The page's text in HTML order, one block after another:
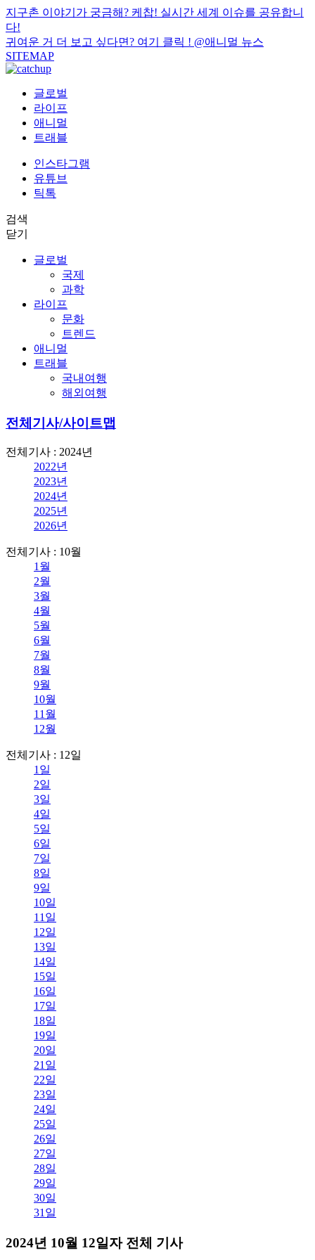
지구촌 이야기가 궁금해? 케찹! 실시간 세계 이슈를 공유합니
다!
귀여운 거 더 보고 싶다면? 여기 클릭 ! @애니멀 뉴스
SITEMAP
글로벌
라이프
애니멀
트래블
인스타그램
유튜브
틱톡
검색
닫기
글로벌
국제
과학
라이프
문화
트렌드
애니멀
트래블
국내여행
해외여행
전체기사/사이트맵
전체기사 : 2024년
2022년
2023년
2024년
2025년
2026년
전체기사 : 10월
1월
2월
3월
4월
5월
6월
7월
8월
9월
10월
11월
12월
전체기사 : 12일
1일
2일
3일
4일
5일
6일
7일
8일
9일
10일
11일
12일
13일
14일
15일
16일
17일
18일
19일
20일
21일
22일
23일
24일
25일
26일
27일
28일
29일
30일
31일
2024년 10월 12일자 전체 기사